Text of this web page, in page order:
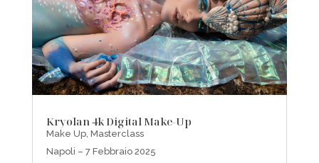
Kryolan 4k Digital Make-Up
Make Up, Masterclass
Napoli – 7 Febbraio 2025